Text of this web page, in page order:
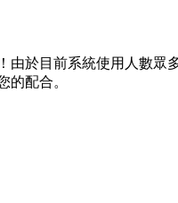
由於目前系統使用人數眾
的配合。